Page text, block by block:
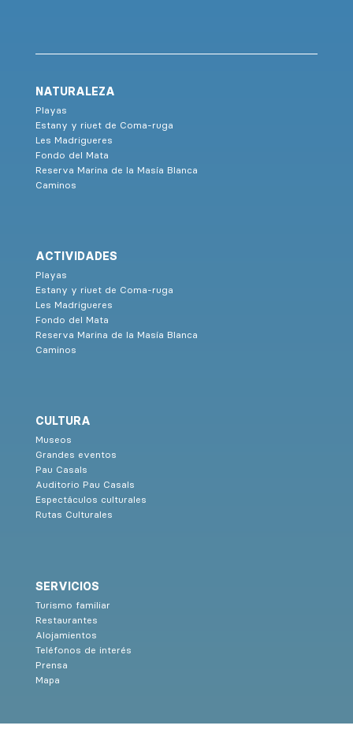
NATURALEZA
Playas
Estany y riuet de Coma-ruga
Les Madrigueres
Fondo del Mata
Reserva Marina de la Masía Blanca
Caminos
ACTIVIDADES
Playas
Estany y riuet de Coma-ruga
Les Madrigueres
Fondo del Mata
Reserva Marina de la Masía Blanca
Caminos
CULTURA
Museos
Grandes eventos
Pau Casals
Auditorio Pau Casals
Espectáculos culturales
Rutas Culturales
SERVICIOS
Turismo familiar
Restaurantes
Alojamientos
Teléfonos de interés
Prensa
Mapa